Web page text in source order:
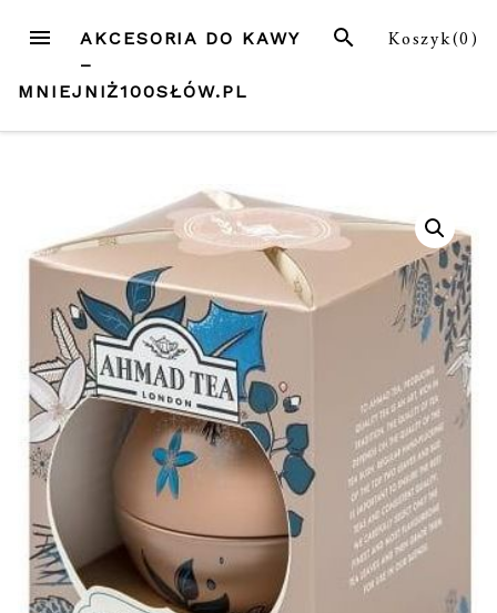
treści
MENU Koszyk(0)
SZUKAJ
AKCESORIA DO KAWY
–
MNIEJNIŻ100SŁÓW.PL